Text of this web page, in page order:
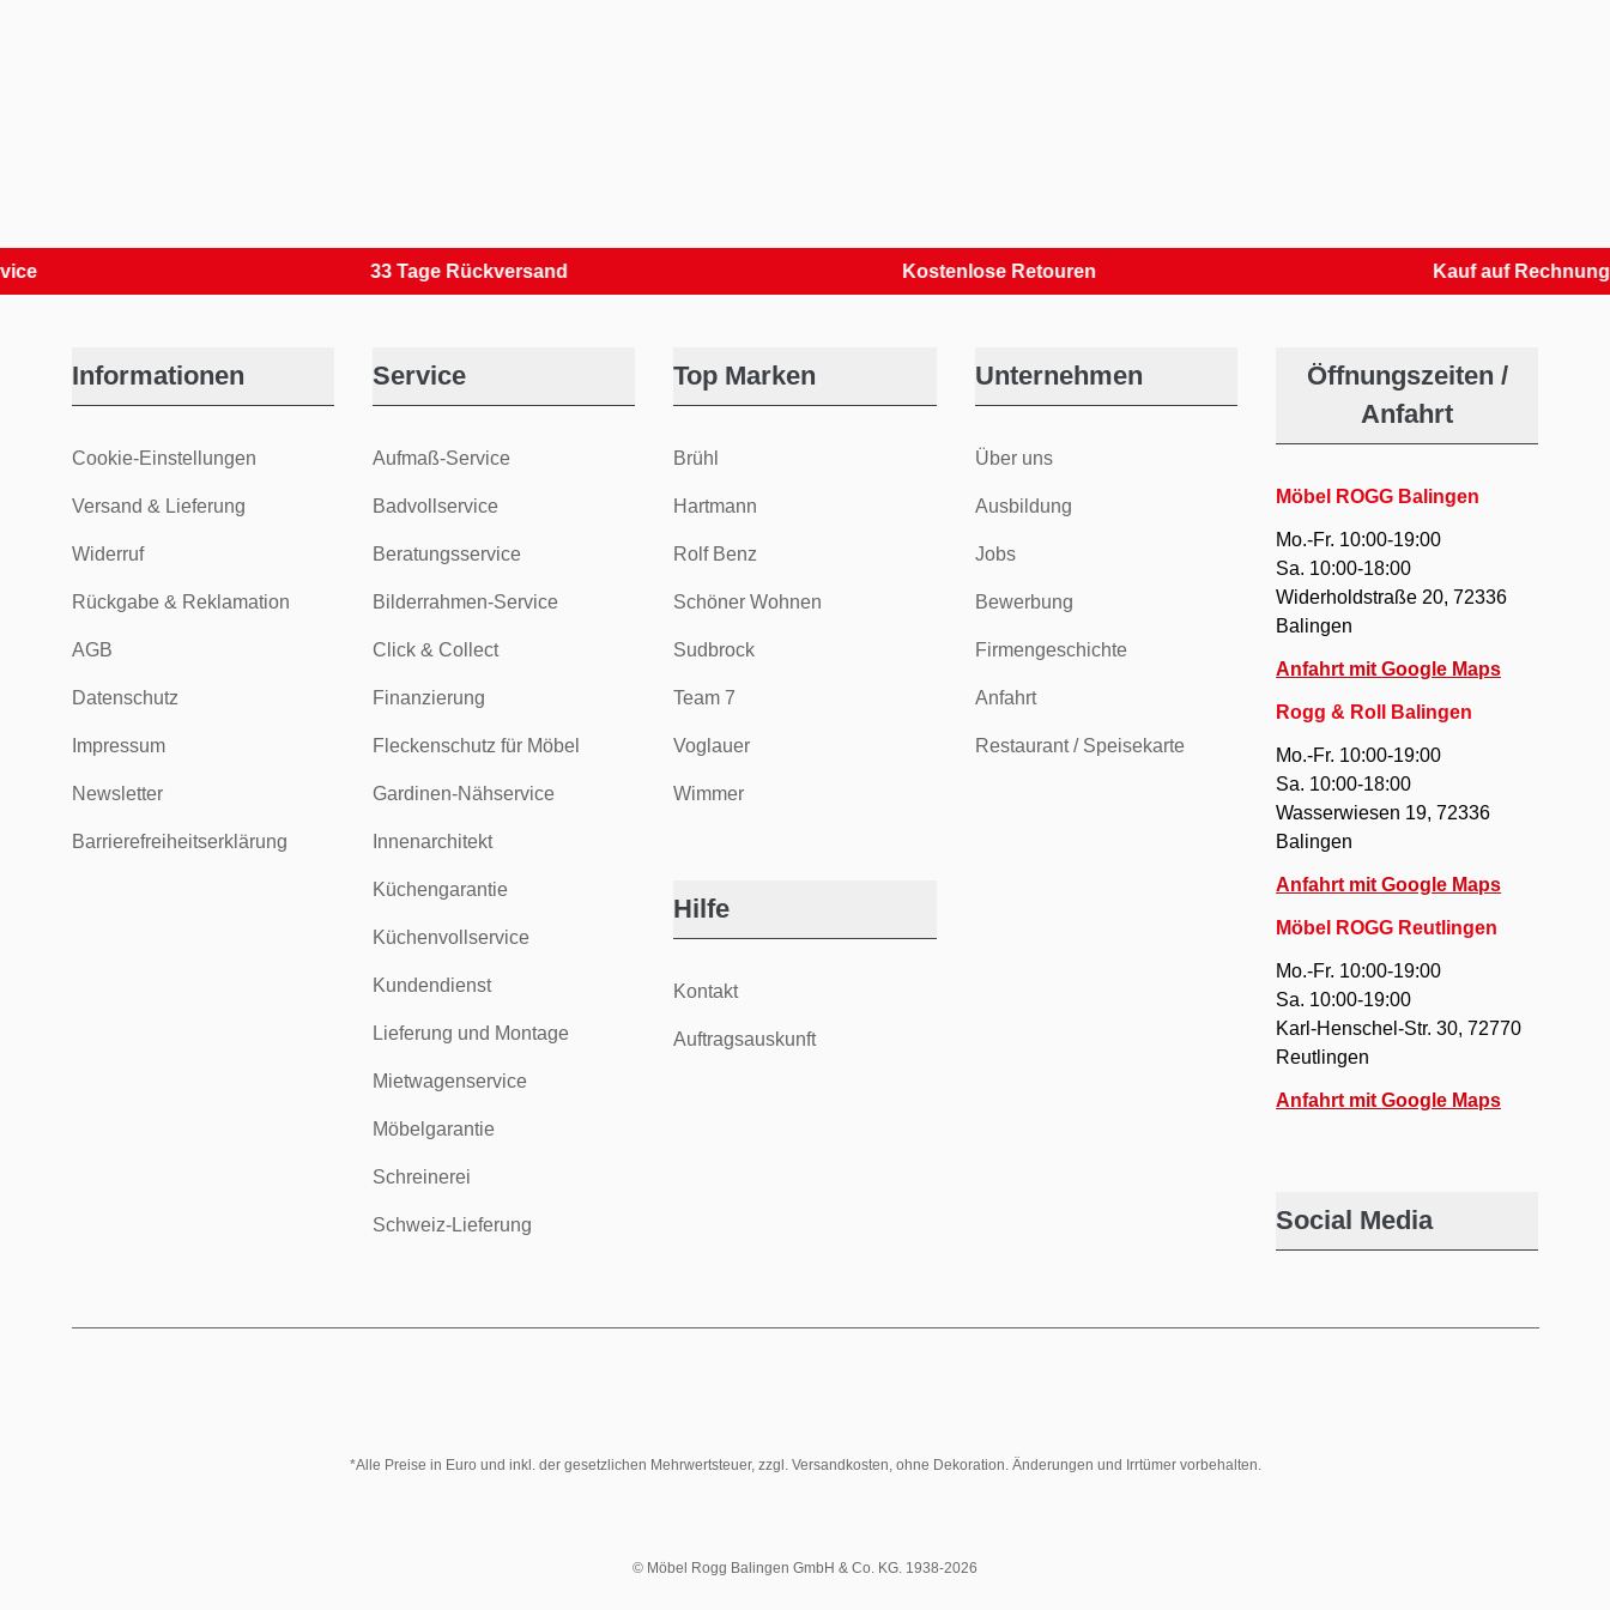
33 Tage Rückversand Kostenlose Retouren Kauf auf Rechnung
Informationen
Cookie-Einstellungen
Versand & Lieferung
Widerruf
Rückgabe & Reklamation
AGB
Datenschutz
Impressum
Newsletter
Barrierefreiheitserklärung
Service
Aufmaß-Service
Badvollservice
Beratungsservice
Bilderrahmen-Service
Click & Collect
Finanzierung
Fleckenschutz für Möbel
Gardinen-Nähservice
Innenarchitekt
Küchengarantie
Küchenvollservice
Kundendienst
Lieferung und Montage
Mietwagenservice
Möbelgarantie
Schreinerei
Schweiz-Lieferung
Top Marken
Brühl
Hartmann
Rolf Benz
Schöner Wohnen
Sudbrock
Team 7
Voglauer
Wimmer
Hilfe
Kontakt
Auftragsauskunft
Unternehmen
Über uns
Ausbildung
Jobs
Bewerbung
Firmengeschichte
Anfahrt
Restaurant / Speisekarte
Öffnungszeiten /
Anfahrt
Möbel ROGG Balingen
Mo.-Fr. 10:00-19:00
Sa. 10:00-18:00
Widerholdstraße 20, 72336
Balingen
Anfahrt mit Google Maps
Rogg & Roll Balingen
Mo.-Fr. 10:00-19:00
Sa. 10:00-18:00
Wasserwiesen 19, 72336
Balingen
Anfahrt mit Google Maps
Möbel ROGG Reutlingen
Mo.-Fr. 10:00-19:00
Sa. 10:00-19:00
Karl-Henschel-Str. 30, 72770
Reutlingen
Anfahrt mit Google Maps
Social Media
*Alle Preise in Euro und inkl. der gesetzlichen Mehrwertsteuer, zzgl. Versandkosten, ohne Dekoration. Änderungen und Irrtümer vorbehalten.
© Möbel Rogg Balingen GmbH & Co. KG. 1938-2026